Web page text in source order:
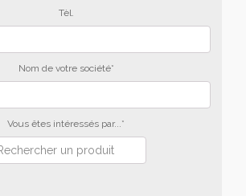
Tèl.
Nom de votre société*
Vous êtes intéressés par...*